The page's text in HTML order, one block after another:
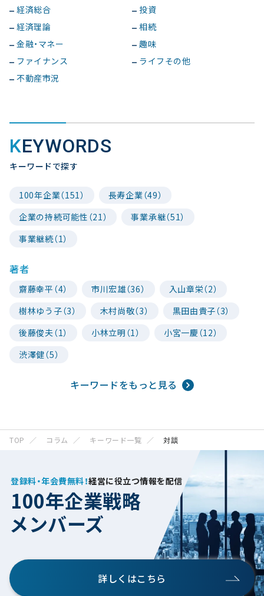
経済総合
経済理論
金融・マネー
ファイナンス
不動産市況
投資
相続
趣味
ライフその他
KEYWORDS
キーワードで探す
100年企業（151）
長寿企業（49）
企業の持続可能性（21）
事業承継（51）
事業継続（1）
著者
齋藤幸平（4） 市川宏雄（36）
入山章栄（2）
樹林ゆう子（3）
木村尚敬（3）
黒田由貴子（3）
後藤俊夫（1）
小林立明（1）
小宮一慶（12）
渋澤健（5）
キーワードをもっと見る
TOP コラム キーワード一覧 対談
登録料・年会費無料！経営に役立つ情報を配信
100年企業戦略
メンバーズ
詳しくはこちら